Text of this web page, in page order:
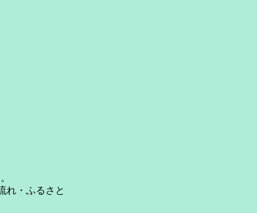
れ・ふるさと